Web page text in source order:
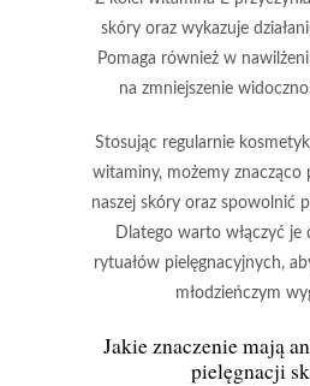
skóry oraz wykazuje
Pomaga również w
na zmniejszenie
Stosując regularnie
witaminy, możemy znacząco
naszej skóry oraz spowolnić
Dlatego warto włączyć je
rytuałów pielęgnacyjnych,
młodzieńczym
Jakie znaczenie mają
pielęgnacji